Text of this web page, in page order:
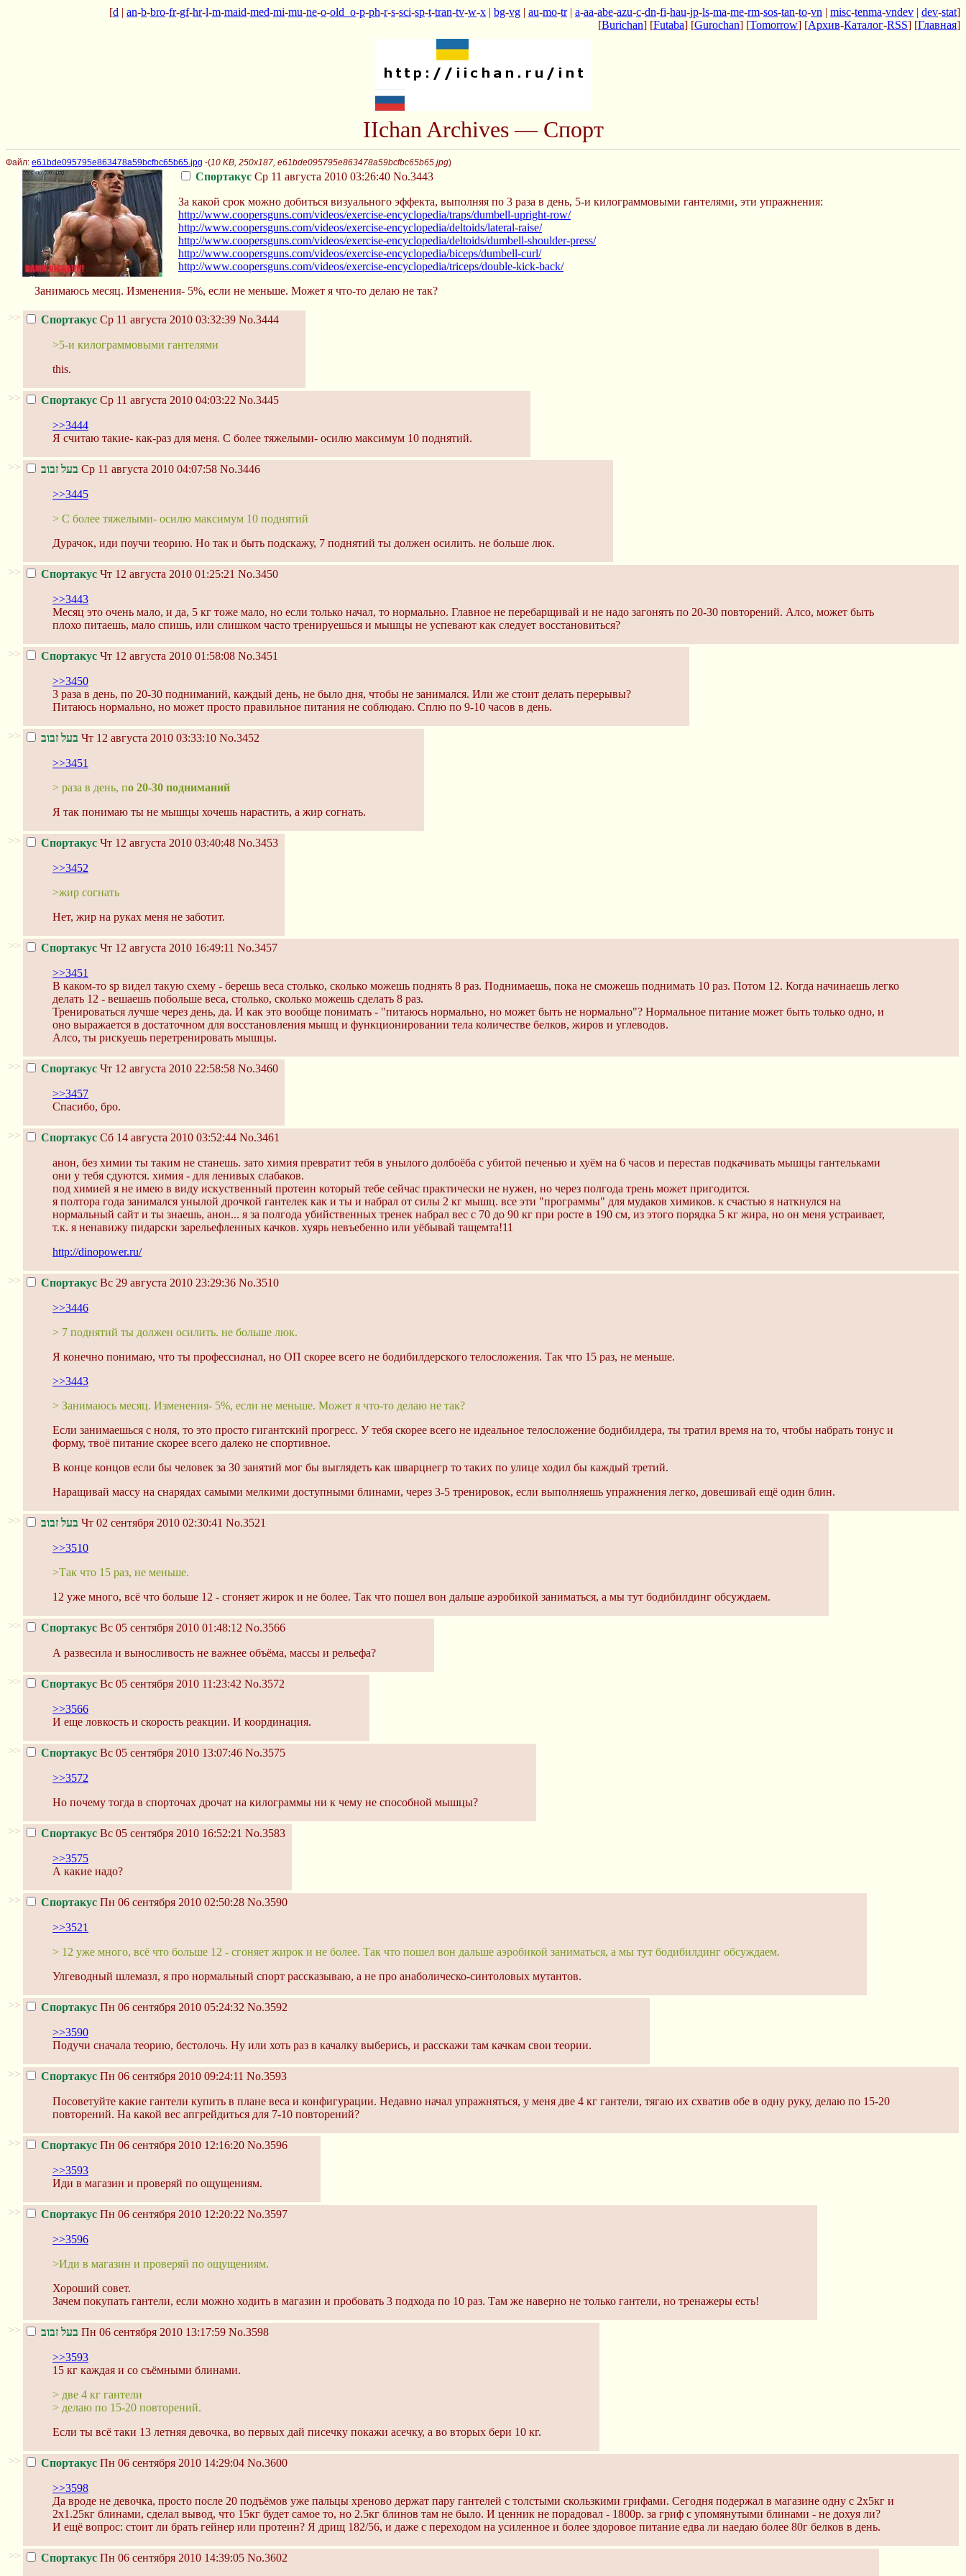
[d | an-b-bro-fr-gf-hr-l-m-maid-med-mi-mu-ne-o-old_o-p-ph-r-s-sci-sp-t-tran-tv-w-x | bg-vg | au-mo-tr| a-aa-abe-azu-c-dn-fi-hau-jp-ls-ma-me-rm-sos-tan-to-vn | misc-tenma-vndev | dev-stat]
[Burichan] [Futaba] [Gurochan] [Tomorrow] [Архив-Каталог-RSS] [Главная]
IIchan Archives — Спорт
Файл: e61bde095795e863478a59bcfbc65b65.jpg -(10 KB, 250x187, e61bde095795e863478a59bcfbc65b65.jpg)
Спортакус Ср 11 августа 2010 03:26:40 No.3443
За какой срок можно добиться визуального эффекта, выполняя по 3 раза в день, 5-и килограммовыми гантелями, эти упражнения:
http://www.coopersguns.com/videos/exercise-encyclopedia/traps/dumbell-upright-row/
http://www.coopersguns.com/videos/exercise-encyclopedia/deltoids/lateral-raise/
http://www.coopersguns.com/videos/exercise-encyclopedia/deltoids/dumbell-shoulder-press/
http://www.coopersguns.com/videos/exercise-encyclopedia/biceps/dumbell-curl/
http://www.coopersguns.com/videos/exercise-encyclopedia/triceps/double-kick-back/
Занимаюсь месяц. Изменения- 5%, если не меньше. Может я что-то делаю не так?
>> Спортакус Ср 11 августа 2010 03:32:39 No.3444
>5-и килограммовыми гантелями
this.
>> Спортакус Ср 11 августа 2010 04:03:22 No.3445
>>3444
Я считаю такие- как-раз для меня. С более тяжелыми- осилю максимум 10 поднятий.
>> בעל זבוב Ср 11 августа 2010 04:07:58 No.3446
>>3445
> С более тяжелыми- осилю максимум 10 поднятий
Дурачок, иди поучи теорию. Но так и быть подскажу, 7 поднятий ты должен осилить. не больше люк.
>> Спортакус Чт 12 августа 2010 01:25:21 No.3450
>>3443
Месяц это очень мало, и да, 5 кг тоже мало, но если только начал, то нормально. Главное не перебарщивай и не надо загонять по 20-30 повторений. Алсо, может быть
плохо питаешь, мало спишь, или слишком часто тренируешься и мышцы не успевают как следует восстановиться?
>> Спортакус Чт 12 августа 2010 01:58:08 No.3451
>>3450
3 раза в день, по 20-30 подниманий, каждый день, не было дня, чтобы не занимался. Или же стоит делать перерывы?
Питаюсь нормально, но может просто правильное питания не соблюдаю. Сплю по 9-10 часов в день.
>> בעל זבוב Чт 12 августа 2010 03:33:10 No.3452
>>3451
> раза в день, по 20-30 подниманий
Я так понимаю ты не мышцы хочешь нарастить, а жир согнать.
>> Спортакус Чт 12 августа 2010 03:40:48 No.3453
>>3452
>жир согнать
Нет, жир на руках меня не заботит.
>> Спортакус Чт 12 августа 2010 16:49:11 No.3457
>>3451
В каком-то sp видел такую схему - берешь веса столько, сколько можешь поднять 8 раз. Поднимаешь, пока не сможешь поднимать 10 раз. Потом 12. Когда начинаешь легко
делать 12 - вешаешь побольше веса, столько, сколько можешь сделать 8 раз.
Тренироваться лучше через день, да. И как это вообще понимать - "питаюсь нормально, но может быть не нормально"? Нормальное питание может быть только одно, и
оно выражается в достаточном для восстановления мышц и функционировании тела количестве белков, жиров и углеводов.
Алсо, ты рискуешь перетренировать мышцы.
>> Спортакус Чт 12 августа 2010 22:58:58 No.3460
>>3457
Спасибо, бро.
>> Спортакус Сб 14 августа 2010 03:52:44 No.3461
анон, без химии ты таким не станешь. зато химия превратит тебя в унылого долбоёба с убитой печенью и хуём на 6 часов и перестав подкачивать мышцы гантельками
они у тебя сдуются. химия - для ленивых слабаков.
под химией я не имею в виду искуственный протеин который тебе сейчас практически не нужен, но через полгода трень может пригодится.
я полтора года занимался унылой дрочкой гантелек как и ты и набрал от силы 2 кг мышц. все эти "программы" для мудаков химиков. к счастью я наткнулся на
нормальный сайт и ты знаешь, анон... я за полгода убийственных тренек набрал вес с 70 до 90 кг при росте в 190 см, из этого порядка 5 кг жира, но он меня устраивает,
т.к. я ненавижу пидарски зарельефленных качков. хуярь невъебенно или уёбывай тащемта!11
http://dinopower.ru/
>> Спортакус Вс 29 августа 2010 23:29:36 No.3510
>>3446
> 7 поднятий ты должен осилить. не больше люк.
Я конечно понимаю, что ты профессианал, но ОП скорее всего не бодибилдерского телосложения. Так что 15 раз, не меньше.
>>3443
> Занимаюсь месяц. Изменения- 5%, если не меньше. Может я что-то делаю не так?
Если занимаешься с ноля, то это просто гигантский прогресс. У тебя скорее всего не идеальное телосложение бодибилдера, ты тратил время на то, чтобы набрать тонус и
форму, твоё питание скорее всего далеко не спортивное.
В конце концов если бы человек за 30 занятий мог бы выглядеть как шварцнегр то таких по улице ходил бы каждый третий.
Наращивай массу на снарядах самыми мелкими доступными блинами, через 3-5 тренировок, если выполняешь упражнения легко, довешивай ещё один блин.
>> בעל זבוב Чт 02 сентября 2010 02:30:41 No.3521
>>3510
>Так что 15 раз, не меньше.
12 уже много, всё что больше 12 - сгоняет жирок и не более. Так что пошел вон дальше аэробикой заниматься, а мы тут бодибилдинг обсуждаем.
>> Спортакус Вс 05 сентября 2010 01:48:12 No.3566
А развесила и выносливость не важнее объёма, массы и рельефа?
>> Спортакус Вс 05 сентября 2010 11:23:42 No.3572
>>3566
И еще ловкость и скорость реакции. И координация.
>> Спортакус Вс 05 сентября 2010 13:07:46 No.3575
>>3572
Но почему тогда в спорточах дрочат на килограммы ни к чему не способной мышцы?
>> Спортакус Вс 05 сентября 2010 16:52:21 No.3583
>>3575
А какие надо?
>> Спортакус Пн 06 сентября 2010 02:50:28 No.3590
>>3521
> 12 уже много, всё что больше 12 - сгоняет жирок и не более. Так что пошел вон дальше аэробикой заниматься, а мы тут бодибилдинг обсуждаем.
Улгеводный шлемазл, я про нормальный спорт рассказываю, а не про анаболическо-синтоловых мутантов.
>> Спортакус Пн 06 сентября 2010 05:24:32 No.3592
>>3590
Подучи сначала теорию, бестолочь. Ну или хоть раз в качалку выберись, и расскажи там качкам свои теории.
>> Спортакус Пн 06 сентября 2010 09:24:11 No.3593
Посоветуйте какие гантели купить в плане веса и конфигурации. Недавно начал упражняться, у меня две 4 кг гантели, тягаю их схватив обе в одну руку, делаю по 15-20
повторений. На какой вес апгрейдиться для 7-10 повторений?
>> Спортакус Пн 06 сентября 2010 12:16:20 No.3596
>>3593
Иди в магазин и проверяй по ощущениям.
>> Спортакус Пн 06 сентября 2010 12:20:22 No.3597
>>3596
>Иди в магазин и проверяй по ощущениям.
Хороший совет.
Зачем покупать гантели, если можно ходить в магазин и пробовать 3 подхода по 10 раз. Там же наверно не только гантели, но тренажеры есть!
>> בעל זבוב Пн 06 сентября 2010 13:17:59 No.3598
>>3593
15 кг каждая и со съёмными блинами.
> две 4 кг гантели
> делаю по 15-20 повторений.
Если ты всё таки 13 летняя девочка, во первых дай писечку покажи асечку, а во вторых бери 10 кг.
>> Спортакус Пн 06 сентября 2010 14:29:04 No.3600
>>3598
Да вроде не девочка, просто после 20 подъёмов уже пальцы хреново держат пару гантелей с толстыми скользкими грифами. Сегодня подержал в магазине одну с 2х5кг и
2х1.25кг блинами, сделал вывод, что 15кг будет самое то, но 2.5кг блинов там не было. И ценник не порадовал - 1800р. за гриф с упомянутыми блинами - не дохуя ли?
И ещё вопрос: стоит ли брать гейнер или протеин? Я дрищ 182/56, и даже с переходом на усиленное и более здоровое питание едва ли наедаю более 80г белков в день.
>> Спортакус Пн 06 сентября 2010 14:39:05 No.3602